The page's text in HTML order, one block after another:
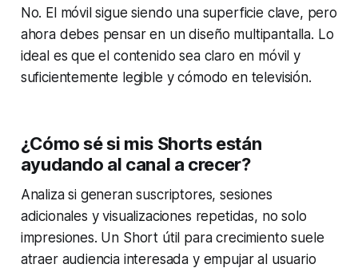
No. El móvil sigue siendo una superficie clave, pero
ahora debes pensar en un diseño multipantalla. Lo
ideal es que el contenido sea claro en móvil y
suficientemente legible y cómodo en televisión.
¿Cómo sé si mis Shorts están
ayudando al canal a crecer?
Analiza si generan suscriptores, sesiones
adicionales y visualizaciones repetidas, no solo
impresiones. Un Short útil para crecimiento suele
atraer audiencia interesada y empujar al usuario